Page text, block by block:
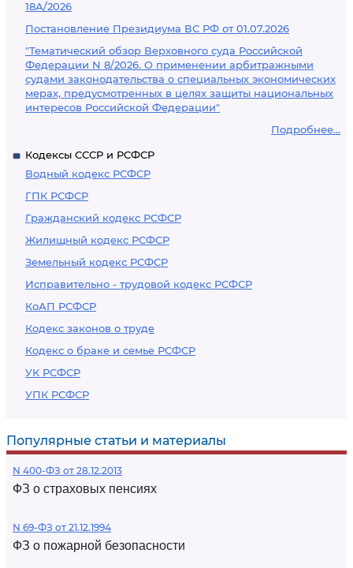
18А/2026
Постановление Президиума ВС РФ от 01.07.2026
"Тематический обзор Верховного суда Российской
Федерации N 8/2026. О применении арбитражными
судами законодательства о специальных экономических
мерах, предусмотренных в целях защиты национальных
интересов Российской Федерации"
Подробнее...
Кодексы СССР и РСФСР
Водный кодекс РСФСР
ГПК РСФСР
Гражданский кодекс РСФСР
Жилищный кодекс РСФСР
Земельный кодекс РСФСР
Исправительно - трудовой кодекс РСФСР
КоАП РСФСР
Кодекс законов о труде
Кодекс о браке и семье РСФСР
УК РСФСР
УПК РСФСР
Популярные статьи и материалы
N 400-ФЗ от 28.12.2013
ФЗ о страховых пенсиях
N 69-ФЗ от 21.12.1994
ФЗ о пожарной безопасности